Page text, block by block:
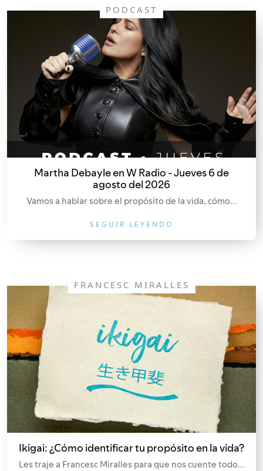
PODCAST
Martha Debayle en W Radio - Jueves 6 de
agosto del 2026
Vamos a hablar sobre el propósito de la vida, cómo...
SEGUIR LEYENDO
FRANCESC MIRALLES
Ikigai: ¿Cómo identificar tu propósito en la vida?
Les traje a Francesc Miralles para que nos cuente todo...